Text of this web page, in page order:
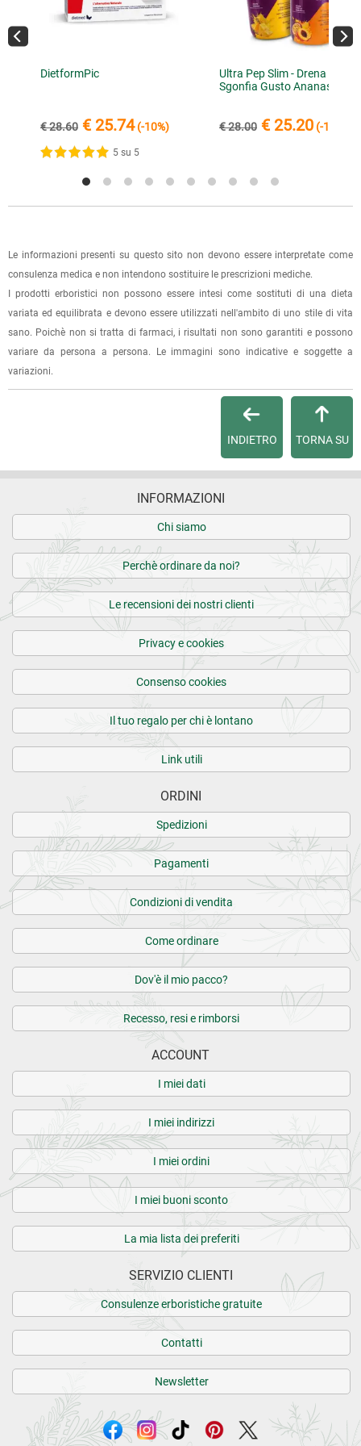
ritirarla di persona entro 7 giorni.
È possibile effettuare un ordine sul sito e recarsi a ritirarlo
Per scegliere questa possibilità, seleziona l'opzione "Ritiro in
spedizione, in questo modo non ti verranno addebitate le
l'ordine sarà pronto per il ritiro.
specificando l'indirizzo di fatturazione).
Dalla tuaArea Clientepotrai verificare lo stato di lavorazione
dell'ordine e lo stato della spedizione.
Per qualsiasi informazione, contattaci viae-mail.
Per maggiori dettagli, vedi leCondizioni di vendita.
inviare la ricevuta di versamento all'e-mail
info@lerboristeria.com
conferma dell'ordine.
DietformPic
€ 28.60 € 25.74(-10%)
5 su 5
Ultra Pep Slim - Drena
Sgonfia Gusto Ananas
€ 28.00 € 25.20 (-10%)
Le informazioni presenti su questo sito non devono essere interpretate come
consulenza medica e non intendono sostituire le prescrizioni mediche.
I prodotti erboristici non possono essere intesi come sostituti di una dieta
variata ed equilibrata e devono essere utilizzati nell'ambito di uno stile di vita
sano. Poichè non si tratta di farmaci, i risultati non sono garantiti e possono
variare da persona a persona. Le immagini sono indicative e soggette a
variazioni.
TORNA SU
INDIETRO
INFORMAZIONI
Chi siamo
Perchè ordinare da noi?
Le recensioni dei nostri clienti
Privacy e cookies
Consenso cookies
Il tuo regalo per chi è lontano
Link utili
ORDINI
Spedizioni
Pagamenti
Condizioni di vendita
Come ordinare
Dov'è il mio pacco?
Recesso, resi e rimborsi
ACCOUNT
I miei dati
I miei indirizzi
I miei ordini
I miei buoni sconto
La mia lista dei preferiti
SERVIZIO CLIENTI
Consulenze erboristiche gratuite
Contatti
Newsletter